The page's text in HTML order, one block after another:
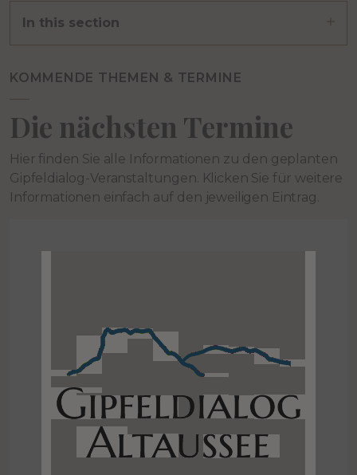
In this section
KOMMENDE THEMEN & TERMINE
Die nächsten Termine
Hier finden Sie alle Informationen zu den geplanten
Gipfeldialog-Veranstaltungen. Klicken Sie für weitere
Informationen einfach auf den jeweiligen Eintrag.